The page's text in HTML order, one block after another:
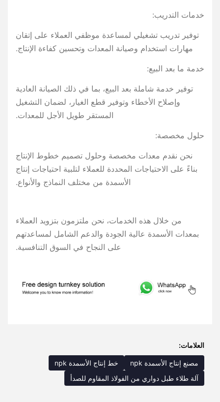
خدمات التدريب:
توفير تدريب تشغيلي لمساعدة موظفي العملاء على إتقان
مهارات استخدام وصيانة المعدات وتحسين كفاءة الإنتاج.
خدمة ما بعد البيع:
توفير خدمة شاملة بعد البيع، بما في ذلك الصيانة العادية
وإصلاح الأخطاء وتوفير قطع الغيار، لضمان التشغيل
المستقر طويل الأجل للمعدات.
حلول مخصصة:
نحن نقدم معدات مخصصة وحلول تصميم خطوط الإنتاج
بناءً على الاحتياجات المحددة للعملاء لتلبية احتياجات إنتاج
الأسمدة من مختلف النماذج والأنواع.
من خلال هذه الخدمات، نحن ملتزمون بتزويد العملاء
بمعدات الأسمدة عالية الجودة والدعم الشامل لمساعدتهم
على النجاح في السوق التنافسية.
العلامات:
مصنع إنتاج الأسمدة npk
خط إنتاج الأسمدة npk
آلة طلاء طبل دواري من الفولاذ المقاوم للصدأ